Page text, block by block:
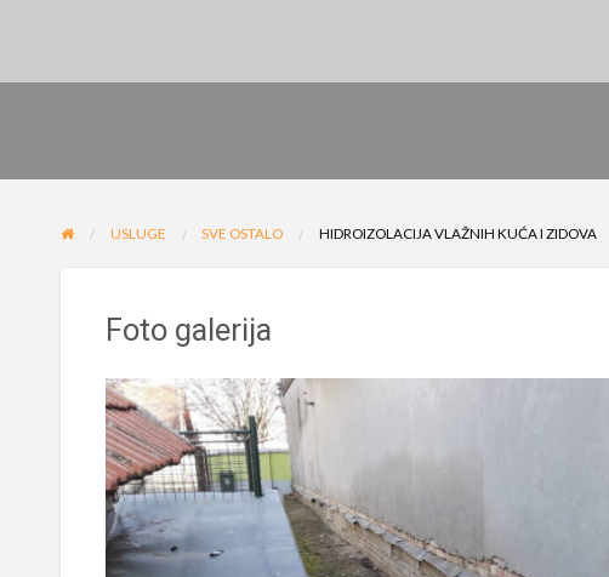
USLUGE SVE OSTALO HIDROIZOLACIJA VLAŽNIH KUĆA I ZIDOVA
Foto galerija